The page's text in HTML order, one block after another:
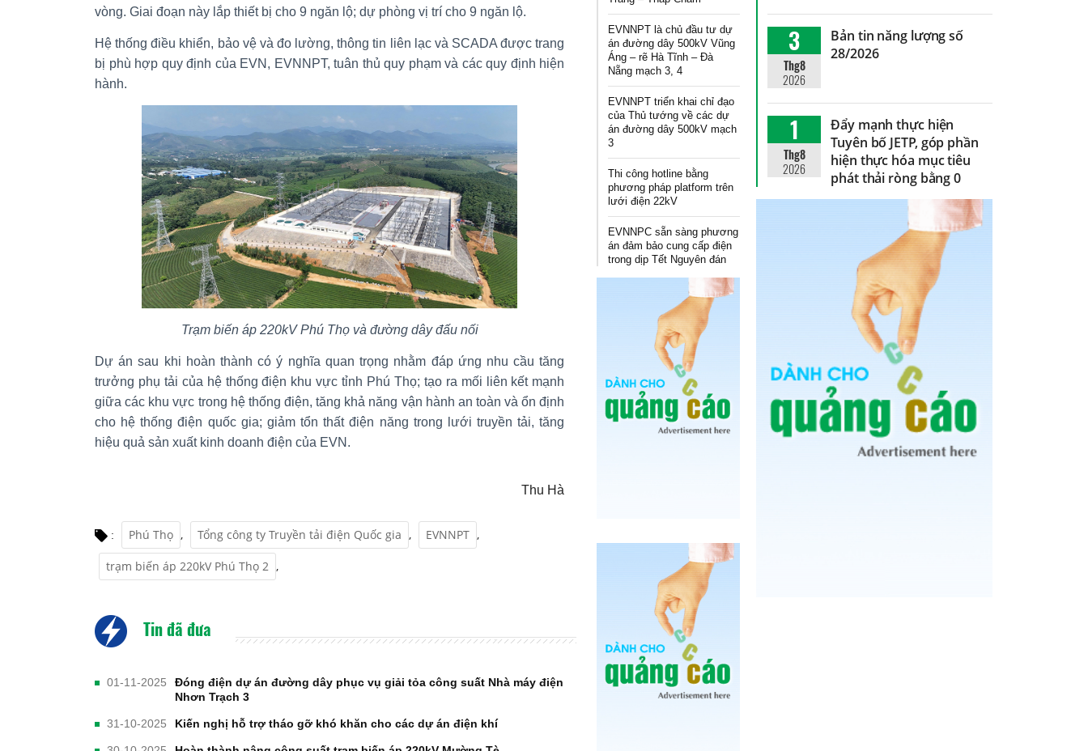
vòng. Giai đoạn này lắp thiết bị cho 9 ngăn lộ; dự phòng vị trí cho 9 ngăn lộ.
Hệ thống điều khiển, bảo vệ và đo lường, thông tin liên lạc và SCADA được trang
bị phù hợp quy định của EVN, EVNNPT, tuân thủ quy phạm và các quy định hiện
hành.
Trạm biến áp 220kV Phú Thọ và đường dây đấu nối
Dự án sau khi hoàn thành có ý nghĩa quan trọng nhằm đáp ứng nhu cầu tăng
trưởng phụ tải của hệ thống điện khu vực tỉnh Phú Thọ; tạo ra mối liên kết mạnh
giữa các khu vực trong hệ thống điện, tăng khả năng vận hành an toàn và ổn định
cho hệ thống điện quốc gia; giảm tổn thất điện năng trong lưới truyền tải, tăng
hiệu quả sản xuất kinh doanh điện của EVN.
Thu Hà
: Phú Thọ , Tổng công ty Truyền tải điện Quốc gia , EVNNPT ,
trạm biến áp 220kV Phú Thọ 2 ,
Tin đã đưa
01-11-2025
Đóng điện dự án đường dây phục vụ giải tỏa công suất Nhà máy điện
Nhơn Trạch 3
31-10-2025 Kiến nghị hỗ trợ tháo gỡ khó khăn cho các dự án điện khí
EVNNPT là chủ đầu tư dự
án đường dây 500kV Vũng
Áng – rẽ Hà Tĩnh – Đà
Nẵng mạch 3, 4
EVNNPT triển khai chỉ đạo
của Thủ tướng về các dự
án đường dây 500kV mạch
3
Thi công hotline bằng
phương pháp platform trên
lưới điện 22kV
EVNNPC sẵn sàng phương
án đảm bảo cung cấp điện
trong dịp Tết Nguyên đán
3
Thg8
2026
Bản tin năng lượng số
28/2026
1
Thg8
2026
Đẩy mạnh thực hiện
Tuyên bố JETP, góp phần
hiện thực hóa mục tiêu
phát thải ròng bằng 0